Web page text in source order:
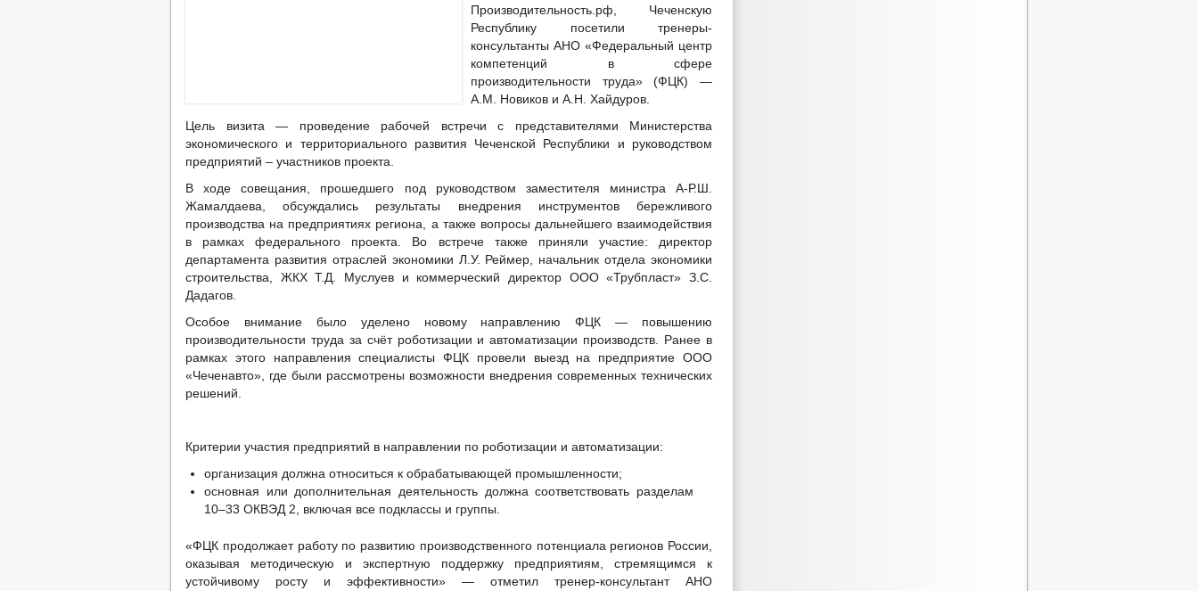
Производительность.рф, Чеченскую
Республику посетили тренеры-
консультанты АНО «Федеральный центр
компетенций в сфере
производительности труда» (ФЦК) —
А.М. Новиков и А.Н. Хайдуров.
Цель визита — проведение рабочей встречи с представителями Министерства
экономического и территориального развития Чеченской Республики и руководством
предприятий – участников проекта.
В ходе совещания, прошедшего под руководством заместителя министра А-Р.Ш.
Жамалдаева, обсуждались результаты внедрения инструментов бережливого
производства на предприятиях региона, а также вопросы дальнейшего взаимодействия
в рамках федерального проекта. Во встрече также приняли участие: директор
департамента развития отраслей экономики Л.У. Реймер, начальник отдела экономики
строительства, ЖКХ Т.Д. Муслуев и коммерческий директор ООО «Трубпласт» З.С.
Дадагов.
Особое внимание было уделено новому направлению ФЦК — повышению
производительности труда за счёт роботизации и автоматизации производств. Ранее в
рамках этого направления специалисты ФЦК провели выезд на предприятие ООО
«Чеченавто», где были рассмотрены возможности внедрения современных технических
решений.
Критерии участия предприятий в направлении по роботизации и автоматизации:
организация должна относиться к обрабатывающей промышленности;
основная или дополнительная деятельность должна соответствовать разделам
10–33 ОКВЭД 2, включая все подклассы и группы.
«ФЦК продолжает работу по развитию производственного потенциала регионов России,
оказывая методическую и экспертную поддержку предприятиям, стремящимся к
устойчивому росту и эффективности» — отметил тренер-консультант АНО